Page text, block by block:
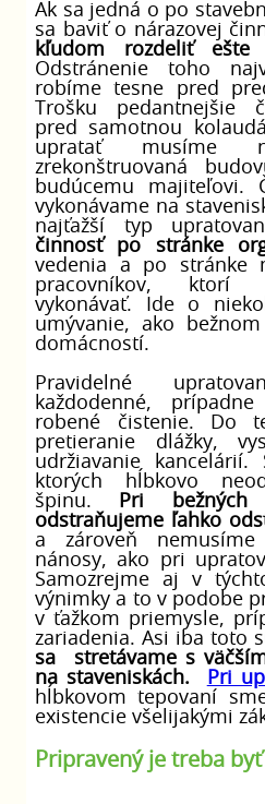
Ak sa jedná o po
sa baviť o nárazovej
kľudom rozdeliť
Odstránenie toho
robíme tesne pred
Trošku pedantnejšie
pred samotnou
upratať musíme
zrekonštruovaná
budúcemu majiteľovi.
vykonávame na
najťažší typ
činnosť po stránke
vedenia a po stránke
pracovníkov, ktorí
vykonávať. Ide o
umývanie, ako
domácností.
Pravidelné
každodenné,
robené čistenie. Do
pretieranie dlážky,
udržiavanie kancelárií.
ktorých hĺbkovo
špinu.
Pri bežných
odstraňujeme ľahko
a zároveň
nánosy, ako pri
Samozrejme aj v
výnimky a to v podobe
v ťažkom priemysle,
zariadenia. Asi iba toto
sa stretávame s
na staveniskách.
Pri
hĺbkovom tepovaní
existencie všelijakými
Pripravený je treba